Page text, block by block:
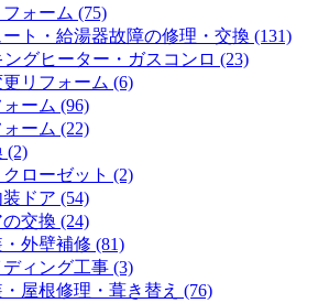
ォーム (75)
ト・給湯器故障の修理・交換 (131)
グヒーター・ガスコンロ (23)
リフォーム (6)
ーム (96)
ーム (22)
(2)
ローゼット (2)
ドア (54)
交換 (24)
外壁補修 (81)
ィング工事 (3)
屋根修理・葺き替え (76)